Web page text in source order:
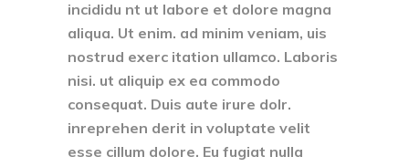
incididu nt ut labore et dolore magna
aliqua. Ut enim. ad minim veniam, uis
nostrud exerc itation ullamco. Laboris
nisi. ut aliquip ex ea commodo
consequat. Duis aute irure dolr.
inreprehen derit in voluptate velit
esse cillum dolore. Eu fugiat nulla